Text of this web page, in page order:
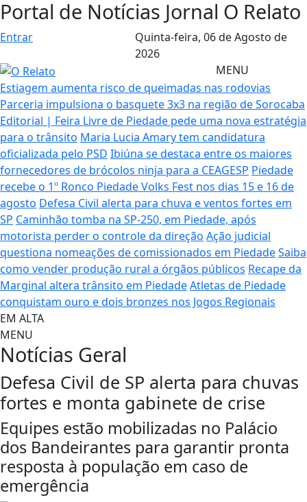
Portal de Notícias Jornal O Relato
Entrar Quinta-feira, 06 de Agosto de
2026
MENU
Estiagem aumenta risco de queimadas nas rodovias
Parceria impulsiona o basquete 3x3 na região de Sorocaba
Editorial | Feira Livre de Piedade pede uma nova estratégia
para o trânsito Maria Lucia Amary tem candidatura
oficializada pelo PSD Ibiúna se destaca entre os maiores
fornecedores de brócolos ninja para a CEAGESP Piedade
recebe o 1º Ronco Piedade Volks Fest nos dias 15 e 16 de
agosto Defesa Civil alerta para chuva e ventos fortes em
SP Caminhão tomba na SP-250, em Piedade, após
motorista perder o controle da direção Ação judicial
questiona nomeações de comissionados em PiedadeSaiba
como vender produção rural a órgãos públicos Recape da
Marginal altera trânsito em PiedadeAtletas de Piedade
conquistam ouro e dois bronzes nos Jogos Regionais
EM ALTA
MENU
Notícias Geral
Defesa Civil de SP alerta para chuvas
fortes e monta gabinete de crise
Equipes estão mobilizadas no Palácio
dos Bandeirantes para garantir pronta
resposta à população em caso de
emergência